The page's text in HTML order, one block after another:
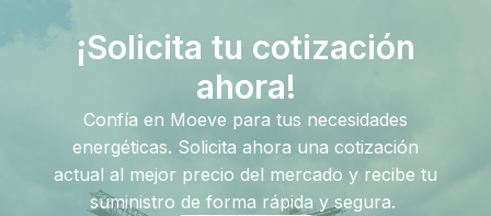
¡Solicita tu cotización
ahora!
Confía en Moeve para tus necesidades
energéticas. Solicita ahora una cotización
actual al mejor precio del mercado y recibe tu
suministro de forma rápida y segura.